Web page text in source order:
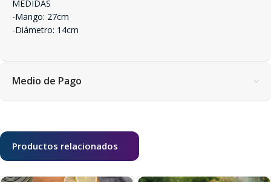
MEDIDAS
-Mango: 27cm
-Diámetro: 14cm
Medio de Pago
Productos relacionados